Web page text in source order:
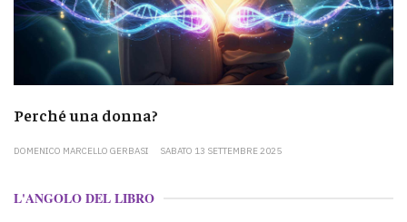
Perché una donna?
DOMENICO MARCELLO GERBASI SABATO 13 SETTEMBRE 2025
L'ANGOLO DEL LIBRO